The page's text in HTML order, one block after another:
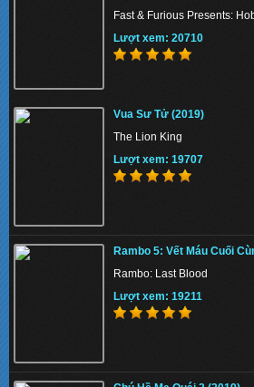
Lượt xem: 134210
Thiên Nga Bóng Đêm S01
Lượt xem: 131228
Memory 2022 - Hồi Ức Sát
Fast & Furious Presents:
Lượt xem: 20710
Vua Sư Tử (2019)
The Lion King
Lượt xem: 19707
Rambo 5: Vết Máu Cuối
Rambo: Last Blood
Lượt xem: 19211